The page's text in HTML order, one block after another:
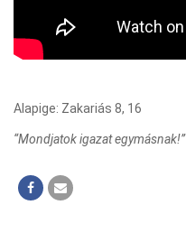
Alapige: Zakariás 8, 16
“Mondjatok igazat egymásnak!”